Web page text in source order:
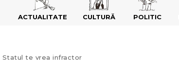
ACTUALITATE CULTURĂ POLITIC
Statul te vrea infractor